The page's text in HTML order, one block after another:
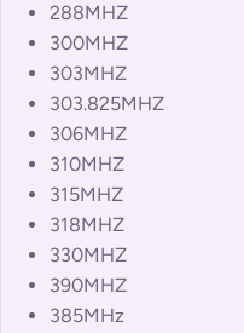
288MHZ
300MHZ
303MHZ
303.825MHZ
306MHZ
310MHZ
315MHZ
318MHZ
330MHZ
390MHZ
385MHz